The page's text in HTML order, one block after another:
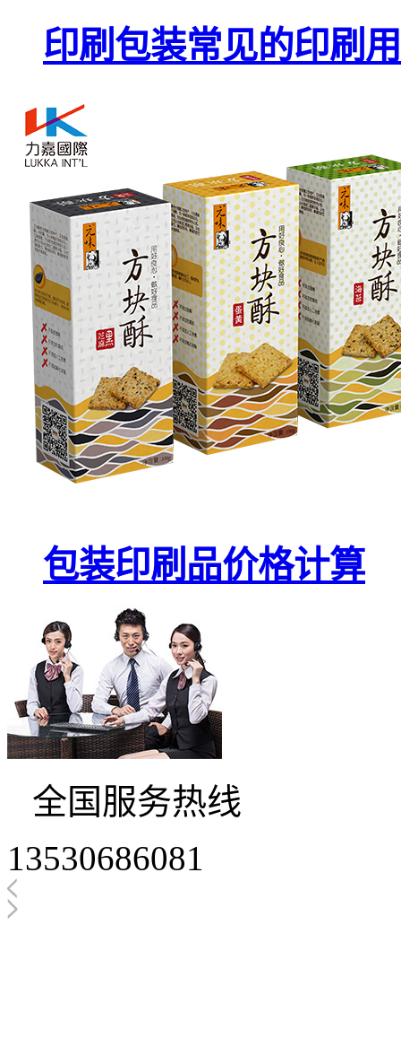
印刷包装常见的印刷
包装印刷品价格计算
全国服务热线
13530686081